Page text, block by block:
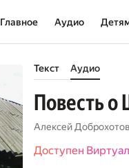
Главное Аудио
Текст Аудио
Повесть о
Алексей Доброхотов
Доступен